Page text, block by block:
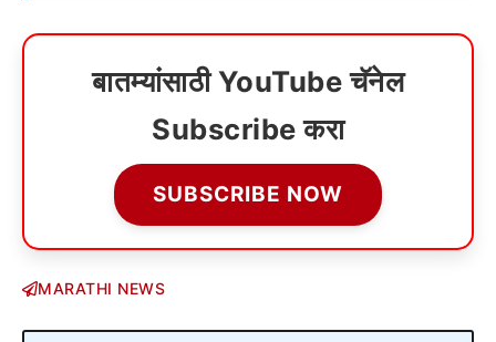
बातम्यांसाठी YouTube चॅनेल
Subscribe करा
SUBSCRIBE NOW
MARATHI NEWS